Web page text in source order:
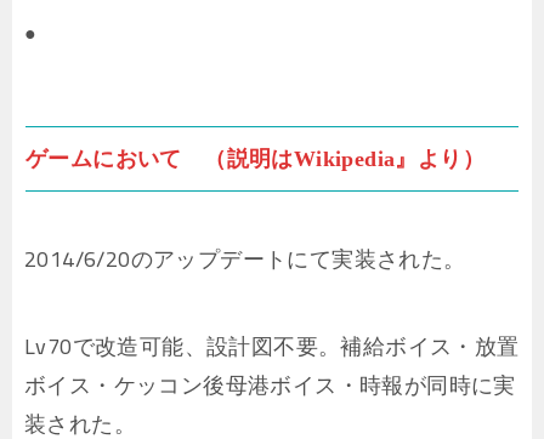
●
ゲームにおいて （説明はWikipedia』より）
2014/6/20のアップデートにて実装された。
Lv70で改造可能、設計図不要。補給ボイス・放置
ボイス・ケッコン後母港ボイス・時報が同時に実
装された。